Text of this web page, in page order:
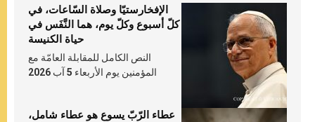
الإفخارستيّا وصلاة السّاعات، في
كلّ أسبوع وكلّ يوم، هما النَّفَس في
حياة الكنيسة
النص الكامل للمقابلة العامّة مع
المؤمنين يوم الأربعاء 5 آب 2026
عطاء الرّبّ يسوع هو عطاء شامل،